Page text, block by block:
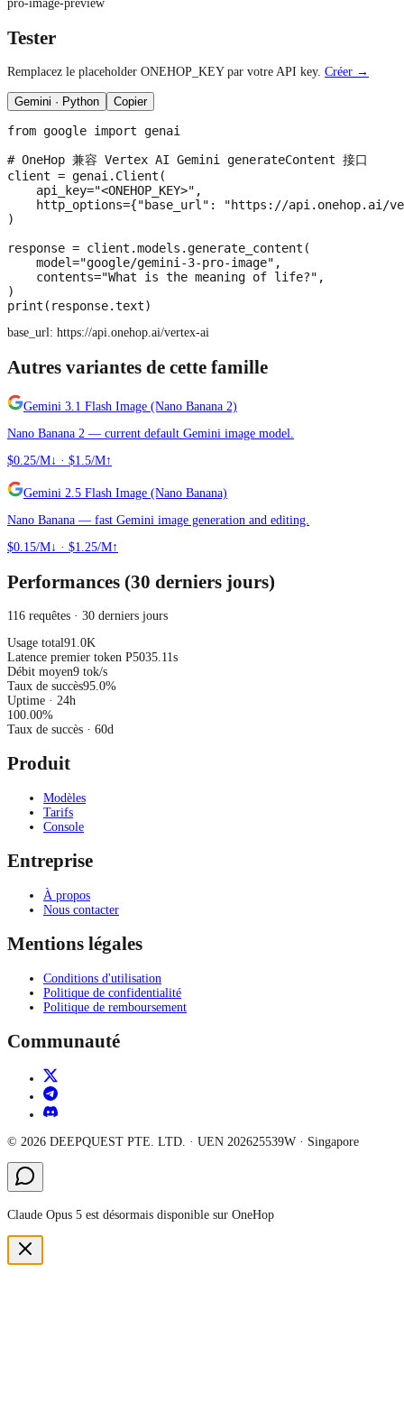
pro-image-preview
Tester
Remplacez le placeholder ONEHOP_KEY par votre API key. Créer →
Gemini · Python Copier
from google import genai
# OneHop 兼容 Vertex AI Gemini generateContent 接口
client = genai.Client(
    api_key="<ONEHOP_KEY>",
http_options={"base_url": "https://api.onehop.ai/
)
response = client.models.generate_content(
    model="google/gemini-3-pro-image",
    contents="What is the meaning of life?",
)
print(response.text)
base_url: https://api.onehop.ai/vertex-ai
Autres variantes de cette famille
Gemini 3.1 Flash Image (Nano Banana 2)
Nano Banana 2 — current default Gemini image model.
$0.25/M↓ · $1.5/M↑
Gemini 2.5 Flash Image (Nano Banana)
Nano Banana — fast Gemini image generation and editing.
$0.15/M↓ · $1.25/M↑
Performances (30 derniers jours)
116 requêtes · 30 derniers jours
Usage total91.0K
Latence premier token P5035.11s
Débit moyen9 tok/s
Taux de succès95.0%
Uptime · 24h
100.00%
Taux de succès · 60d
Produit
Modèles
Tarifs
Console
Entreprise
À propos
Nous contacter
Mentions légales
Conditions d'utilisation
Politique de confidentialité
Politique de remboursement
Communauté
© 2026 DEEPQUEST PTE. LTD. · UEN 202625539W · Singapore
Claude Opus 5 est désormais disponible sur OneHop